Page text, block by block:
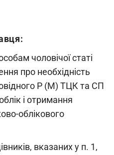
чоловічої статі
про необхідність
Р (М) ТЦК та СП
і отримання
облікового
вказаних у п. 1,